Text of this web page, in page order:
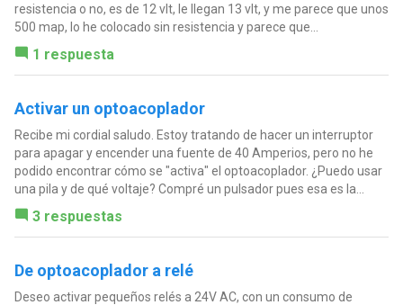
resistencia o no, es de 12 vlt, le llegan 13 vlt, y me parece que unos
500 map, lo he colocado sin resistencia y parece que...
1 respuesta
Activar un optoacoplador
Recibe mi cordial saludo. Estoy tratando de hacer un interruptor
para apagar y encender una fuente de 40 Amperios, pero no he
podido encontrar cómo se "activa" el optoacoplador. ¿Puedo usar
una pila y de qué voltaje? Compré un pulsador pues esa es la...
3 respuestas
De optoacoplador a relé
Deseo activar pequeños relés a 24V AC, con un consumo de